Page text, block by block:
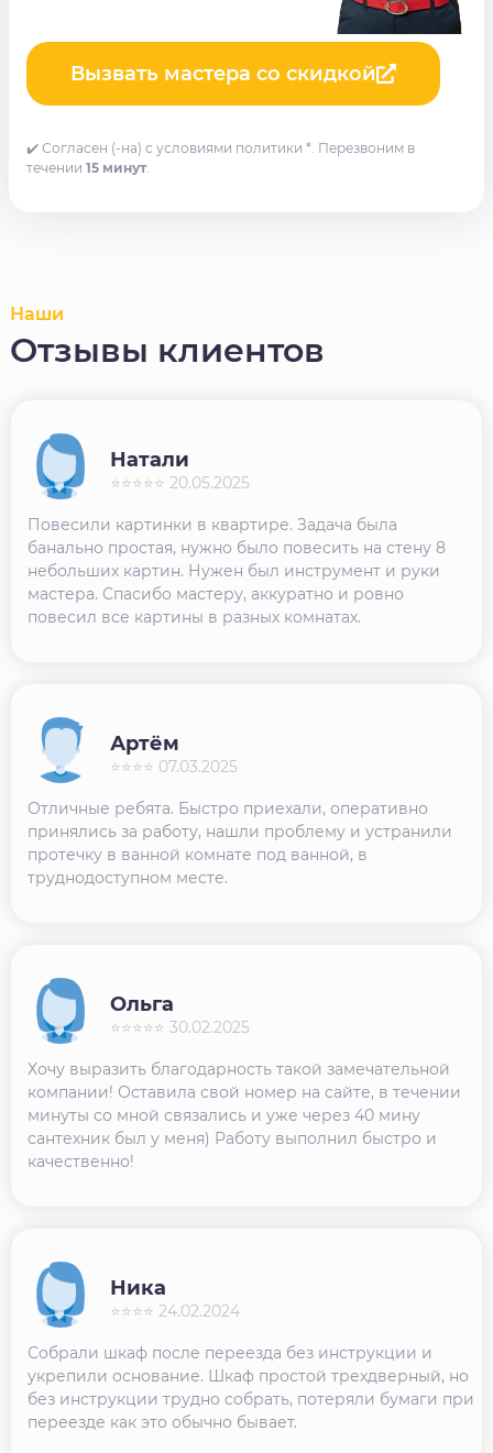
Вызвать мастера со скидкой
✔️ Согласен (-на) с условиями политики *. Перезвоним в
течении 15 минут.
Наши
Отзывы клиентов
Повесили картинки в квартире. Задача была
банально простая, нужно было повесить на стену 8
небольших картин. Нужен был инструмент и руки
мастера. Спасибо мастеру, аккуратно и ровно
повесил все картины в разных комнатах.
Натали
⭐⭐⭐⭐⭐ 20.05.2025
Отличные ребята. Быстро приехали, оперативно
принялись за работу, нашли проблему и устранили
протечку в ванной комнате под ванной, в
труднодоступном месте.
Артём
⭐⭐⭐⭐ 07.03.2025
Хочу выразить благодарность такой замечательной
компании! Оставила свой номер на сайте, в течении
минуты со мной связались и уже через 40 мину
сантехник был у меня) Работу выполнил быстро и
качественно!
Ольга
⭐⭐⭐⭐⭐ 30.02.2025
Собрали шкаф после переезда без инструкции и
укрепили основание. Шкаф простой трехдверный, но
без инструкции трудно собрать, потеряли бумаги при
переезде как это обычно бывает.
Ника
⭐⭐⭐⭐ 24.02.2024